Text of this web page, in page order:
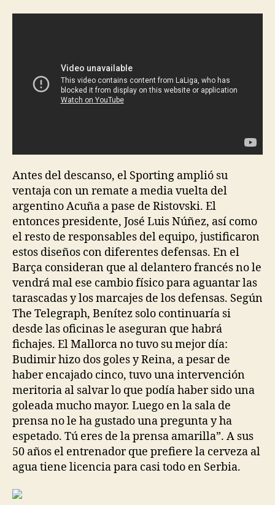
Antes del descanso, el Sporting amplió su
ventaja con un remate a media vuelta del
argentino Acuña a pase de Ristovski. El
entonces presidente, José Luis Núñez, así como
el resto de responsables del equipo, justificaron
estos diseños con diferentes defensas. En el
Barça consideran que al delantero francés no le
vendrá mal ese cambio físico para aguantar las
tarascadas y los marcajes de los defensas. Según
The Telegraph, Benítez solo continuaría si
desde las oficinas le aseguran que habrá
fichajes. El Mallorca no tuvo su mejor día:
Budimir hizo dos goles y Reina, a pesar de
haber encajado cinco, tuvo una intervención
meritoria al salvar lo que podía haber sido una
goleada mucho mayor. Luego en la sala de
prensa no le ha gustado una pregunta y ha
espetado. Tú eres de la prensa amarilla”. A sus
50 años el entrenador que prefiere la cerveza al
agua tiene licencia para casi todo en Serbia.